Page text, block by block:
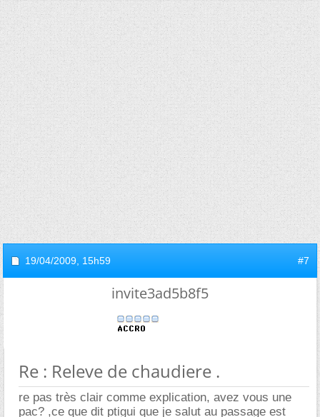
19/04/2009, 15h59 #7
invite3ad5b8f5
Re : Releve de chaudiere .
re pas très clair comme explication, avez vous une
pac? ,ce que dit ptigui que je salut au passage est